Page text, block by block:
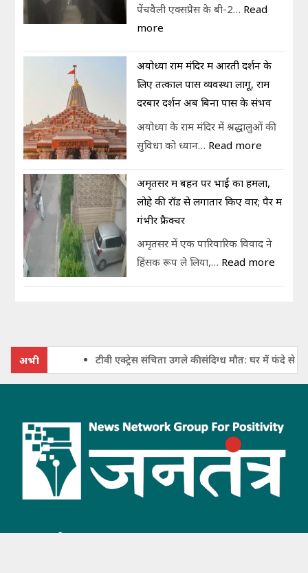
पेंचवैली एक्सप्रेस के बी-2… Read
more
अयोध्या राम मंदिर में आरती दर्शन के
लिए तत्काल पास व्यवस्था लागू, राम
दरबार दर्शन अब बिना पास के संभव
अयोध्या के राम मंदिर में श्रद्धालुओं की
सुविधा को ध्यान… Read more
अमृतसर में बहन पर भाई का हमला,
लोहे की रॉड से लगातार किए वार; पैर में
गंभीर फ्रैक्चर
अमृतसर में एक पारिवारिक विवाद ने
हिंसक रूप ले लिया,… Read more
अभी टीवी एक्ट्रेस संचिता उगले की संदिग्ध मौत: घर में फंदे से लटका